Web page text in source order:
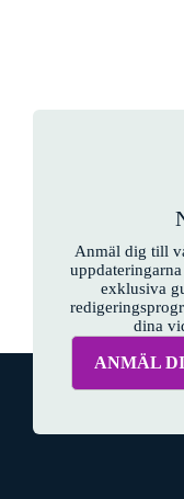
Anmäl dig till
exklusiva
dina
ANMÄL